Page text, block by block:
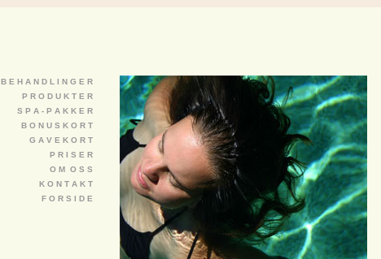
B E H A N D L I N G E R
P R O D U K T E R
S P A - P A K K E R
B O N U S K O R T
G A V E K O R T
P R I S E R
O M O S S
K O N T A K T
F O R S I D E